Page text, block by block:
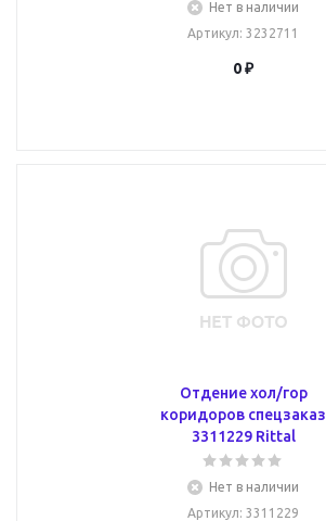
Нет в наличии
Артикул: 3232711
0 ₽
Отдение хол/гор
коридоров спецзаказ
3311229 Rittal
Нет в наличии
Артикул: 3311229